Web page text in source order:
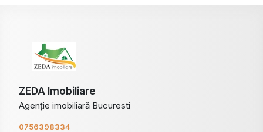
ZEDA Imobiliare
Agenție imobiliară Bucuresti
0756398334